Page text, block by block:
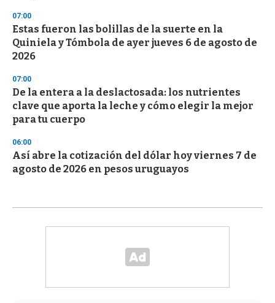
07:00
Estas fueron las bolillas de la suerte en la
Quiniela y Tómbola de ayer jueves 6 de agosto de
2026
07:00
De la entera a la deslactosada: los nutrientes
clave que aporta la leche y cómo elegir la mejor
para tu cuerpo
06:00
Así abre la cotización del dólar hoy viernes 7 de
agosto de 2026 en pesos uruguayos